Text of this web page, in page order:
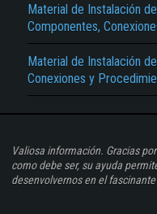
Material de Instalación
Componentes,
Material de Instalación
Conexiones y
Valiosa información. Gracias
como debe ser, su ayuda
desenvolvernos en el